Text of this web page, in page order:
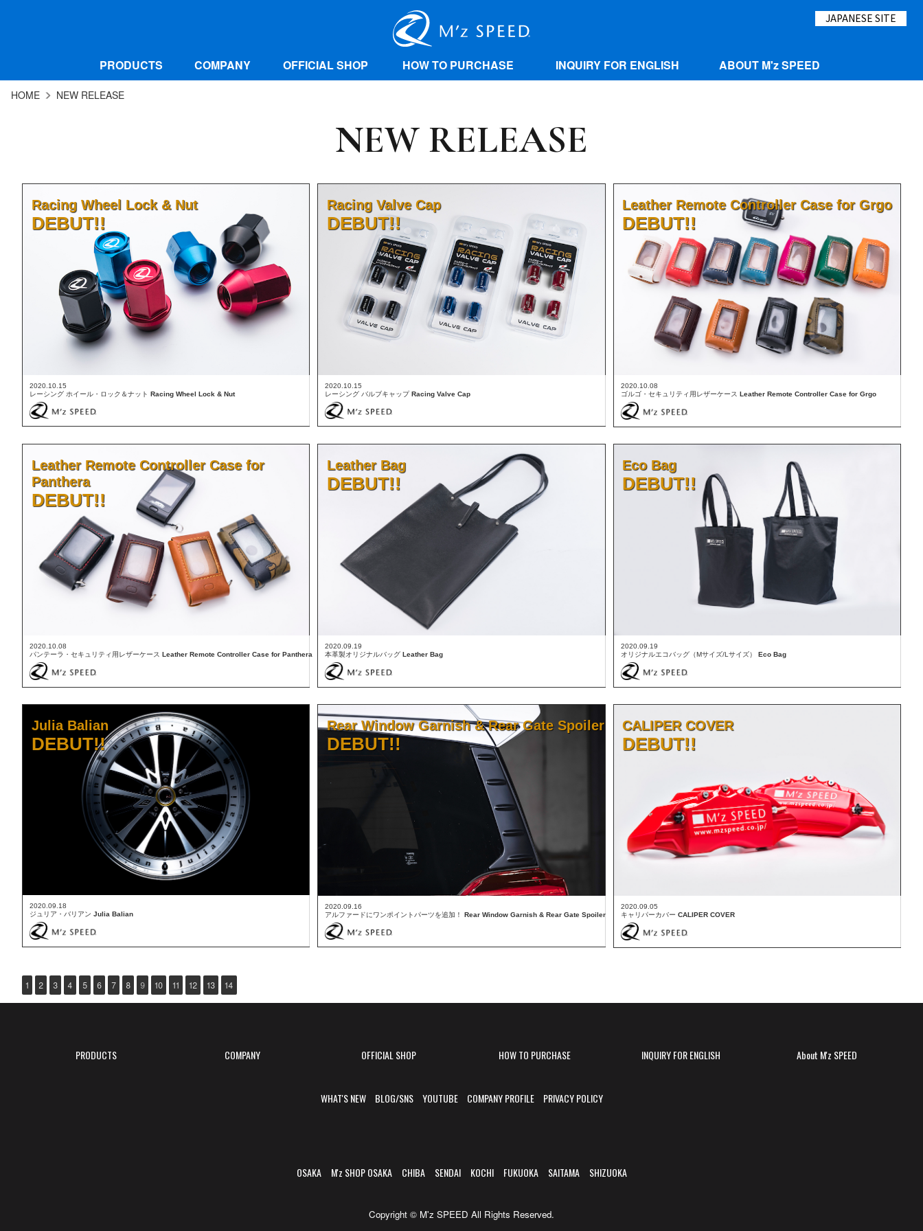
JAPANESE SITE
PRODUCTS COMPANY OFFICIAL SHOP HOW TO PURCHASE INQUIRY FOR ENGLISH ABOUT M'z SPEED
HOME NEW RELEASE
NEW RELEASE
Racing Wheel Lock & Nut
DEBUT!!
2020.10.15
レーシング ホイール・ロック＆ナット Racing Wheel Lock & Nut
Racing Valve Cap
DEBUT!!
2020.10.15
レーシング バルブキャップRacing Valve Cap
Leather Remote Controller Case for Grgo
DEBUT!!
2020.10.08
ゴルゴ・セキュリティ用レザーケース Leather Remote Controller Case for Grgo
Leather Remote Controller Case for
Panthera
DEBUT!!
2020.10.08
パンテーラ・セキュリティ用レザーケース Leather Remote Controller Case for Panthera
Leather Bag
DEBUT!!
2020.09.19
本革製オリジナルバッグLeather Bag
Eco Bag
DEBUT!!
2020.09.19
オリジナルエコバッグ（Mサイズ/Lサイズ） Eco Bag
Julia Balian
DEBUT!!
2020.09.18
ジュリア・バリアン Julia Balian
Rear Window Garnish & Rear Gate Spoiler
DEBUT!!
2020.09.16
アルファードにワンポイントパーツを追加！Rear Window Garnish & Rear Gate Spoiler
CALIPER COVER
DEBUT!!
2020.09.05
キャリパーカバー CALIPER COVER
1 2 3 4 5 6 7 8 9 10 11 12 13 14
PRODUCTS COMPANY OFFICIAL SHOP HOW TO PURCHASE INQUIRY FOR ENGLISH About M'z SPEED
WHAT'S NEW BLOG/SNS YOUTUBE COMPANY PROFILE PRIVACY POLICY
OSAKA M'z SHOP OSAKA CHIBA SENDAI KOCHI FUKUOKA SAITAMA SHIZUOKA
Copyright © M'z SPEED All Rights Reserved.